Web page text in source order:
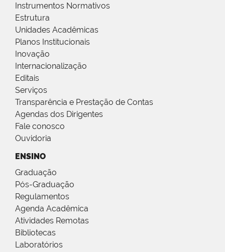
Instrumentos Normativos
Estrutura
Unidades Acadêmicas
Planos Institucionais
Inovação
Internacionalização
Editais
Serviços
Transparência e Prestação de Contas
Agendas dos Dirigentes
Fale conosco
Ouvidoria
ENSINO
Graduação
Pós-Graduação
Regulamentos
Agenda Acadêmica
Atividades Remotas
Bibliotecas
Laboratórios